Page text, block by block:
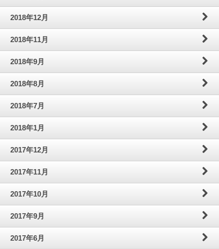
2018年12月
2018年11月
2018年9月
2018年8月
2018年7月
2018年1月
2017年12月
2017年11月
2017年10月
2017年9月
2017年6月